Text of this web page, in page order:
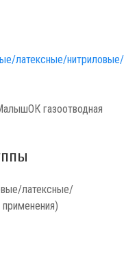
латексные/нитриловые/
газоотводная
латексные/